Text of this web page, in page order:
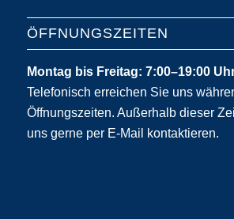
ÖFFNUNGSZEITEN
Montag bis Freitag: 7:00–19:00
Telefonisch erreichen Sie uns
Öffnungszeiten. Außerhalb dieser
uns gerne per E-Mail kontaktieren.